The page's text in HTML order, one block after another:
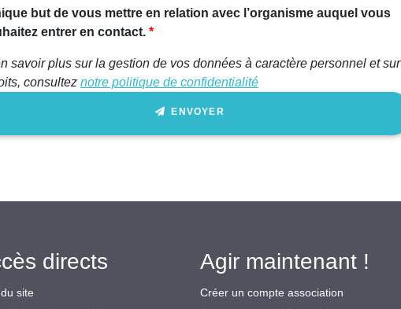
but de vous mettre en relation avec l’organisme auquel vous
entrer en contact.
savoir plus sur la gestion de vos données à caractère personnel et sur
consultez notre politique de confidentialité
ENVOYER
directs
site
Agir maintenant !
Créer un compte association